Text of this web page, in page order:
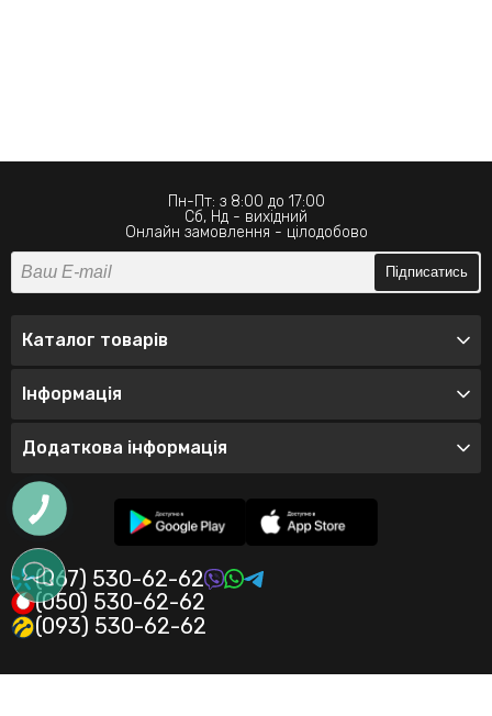
Пн-Пт: з 8:00 до 17:00
Сб, Нд - вихідний
Онлайн замовлення - цілодобово
Підписатись
Каталог товарів
Інформація
Додаткова інформація
(067) 530-62-62
(050) 530-62-62
(093) 530-62-62